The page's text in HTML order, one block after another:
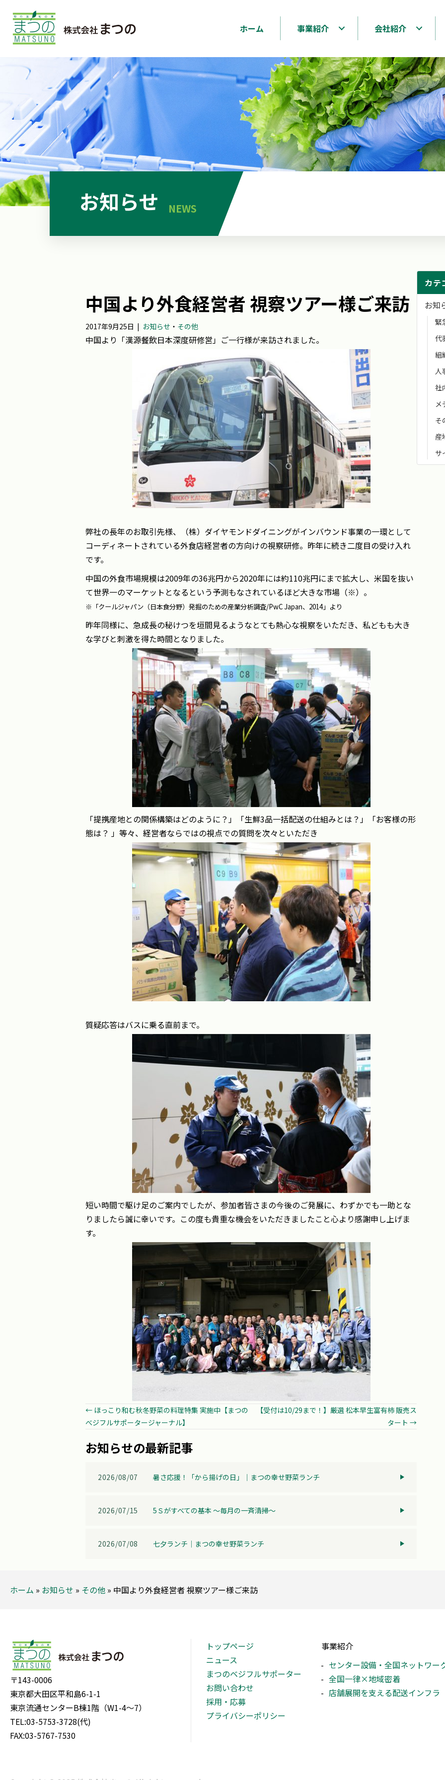
ホーム 事業紹介 会社紹介
お知らせ NEWS
中国より外食経営者 視察ツアー様ご来訪
2017年9月25日 | お知らせ ・ その他
中国より「漢源餐飲日本深度研修営」ご一行様が来訪されました。
弊社の長年のお取引先様、（株）ダイヤモンドダイニングがインバウンド事業の一環として
コーディネートされている外食店経営者の方向けの視察研修。昨年に続き二度目の受け入れ
です。
中国の外食市場規模は2009年の36兆円から2020年には約110兆円にまで拡大し、米国を抜い
て世界一のマーケットとなるという予測もなされているほど大きな市場（※）。
※「クールジャパン（日本食分野）発掘のための産業分析調査/PwC Japan、2014」より
昨年同様に、急成長の秘けつを垣間見るようなとても熱心な視察をいただき、私どもも大き
な学びと刺激を得た時間となりました。
「提携産地との関係構築はどのように？」「生鮮3品一括配送の仕組みとは？」「お客様の形
態は？ 」等々、経営者ならではの視点での質問を次々といただき
質疑応答はバスに乗る直前まで。
短い時間で駆け足のご案内でしたが、参加者皆さまの今後のご発展に、わずかでも一助とな
りましたら誠に幸いです。この度も貴重な機会をいただきましたこと心より感謝申し上げま
す。
Posts
← ほっこり和む秋冬野菜の料理特集 実施中【まつの
べジフルサポータージャーナル】
【受付は10/29まで！】厳選 松本早生富有柿 販売ス
タート →
お知らせの最新記事
2026/08/07 暑さ応援！「から揚げの日」│まつの幸せ野菜ランチ
2026/07/15 5Ｓがすべての基本 ～毎月の一斉清掃～
2026/07/08 七夕ランチ│まつの幸せ野菜ランチ
カテ
お知
緊
代
組
人
社
メ
そ
産
サ
ホーム » お知らせ » その他 » 中国より外食経営者 視察ツアー様ご来訪
〒143-0006
東京都大田区平和島6-1-1
東京流通センターB棟1階（W1-4～7）
TEL:03-5753-3728(代)
FAX:03-5767-7530
トップページ
ニュース
まつのベジフルサポーター
お問い合わせ
採用・応募
プライバシーポリシー
事業紹介
センター設備・全国ネットワー
全国一律×地域密着
店舗展開を支える配送インフラ